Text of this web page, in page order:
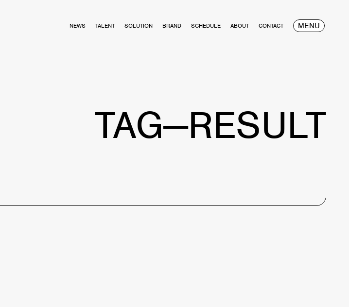
NEWS TALENT SOLUTION BRAND SCHEDULE ABOUT CONTACT MENU
TAG—RESULT